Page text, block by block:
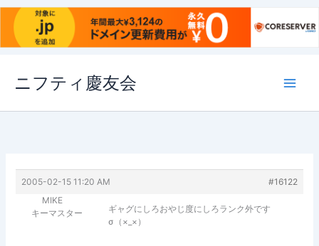
ス
ニフティ慶友会
2005-02-15 11:20 AM
#16122
MIKE
キーマスター
ギャグにしろおやじ度にしろランク外です
σ（×_×）